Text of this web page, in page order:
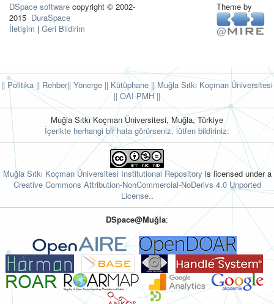
DSpace software copyright © 2002-
2015 DuraSpace
İletişim | Geri Bildirim
Theme by
|| Politika || Rehber|| Yönerge || Kütüphane || Muğla Sıtkı Koçman Üniversitesi
|| OAI-PMH ||
Muğla Sıtkı Koçman Üniversitesi, Muğla, Türkiye
İçerikte herhangi bir hata görürseniz, lütfen bildiriniz:
Muğla Sıtkı Koçman Üniversitesi Institutional Repository is licensed under a
Creative Commons Attribution-NonCommercial-NoDerivs 4.0 Unported
License..
DSpace@Muğla: